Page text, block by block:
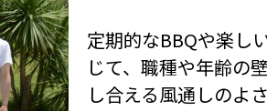
定期的なBBQや楽し
じて、職種や年齢の
し合える風通しのよ